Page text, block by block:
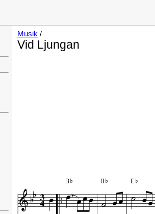
Musik /
Vid Ljungan